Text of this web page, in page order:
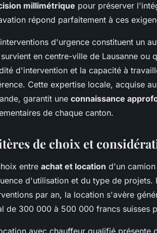
millimétrique pour préserver
répond parfaitement à ces
d'urgence constituent un
en centre-ville de Lausanne ou
d'intervention et la capacité à
Cette expertise locale, acquise
garantit une connaissance
de chaque canton.
de choix et
entre achat et location d'un
d'utilisation et du type de
par an, la location s'avère
de 300 000 à 500 000 francs suisses